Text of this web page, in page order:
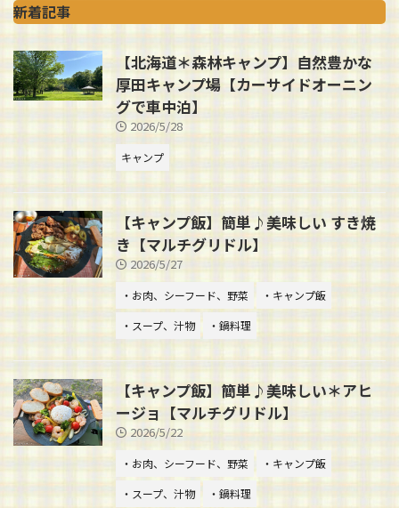
新着記事
【北海道＊森林キャンプ】自然豊かな
厚田キャンプ場【カーサイドオーニン
グで車中泊】
2026/5/28
キャンプ
【キャンプ飯】簡単♪美味しい すき焼
き【マルチグリドル】
2026/5/27
・お肉、シーフード、野菜
・キャンプ飯
・スープ、汁物
・鍋料理
【キャンプ飯】簡単♪美味しい＊アヒ
ージョ【マルチグリドル】
2026/5/22
・お肉、シーフード、野菜
・キャンプ飯
・スープ、汁物
・鍋料理